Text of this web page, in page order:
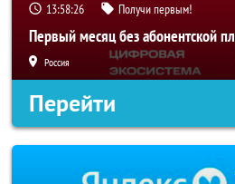
13:58:24 Получи первым!
Первый месяц без абонентской
Россия
Перейти